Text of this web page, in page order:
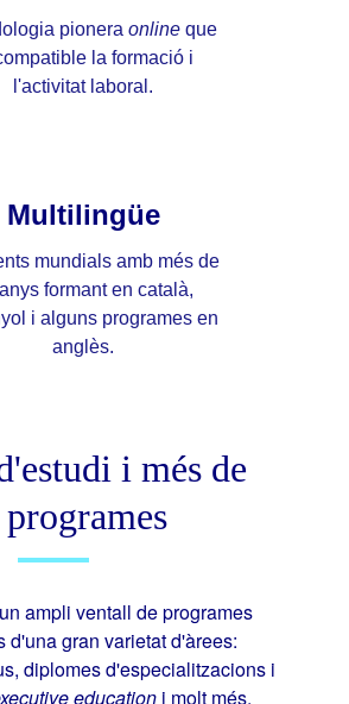
pionera onlineque
la formació i
l'activitat laboral.
Multilingüe
mundials amb més de
formant en català,
i alguns programes en
anglès.
i més de
ampli ventall de programes
d'una gran varietat d'àrees:
diplomes d'especialitzacions i
education i molt més.